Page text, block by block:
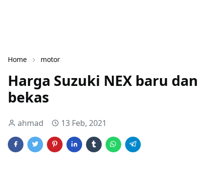
Home motor
Harga Suzuki NEX baru dan
bekas
ahmad 13 Feb, 2021